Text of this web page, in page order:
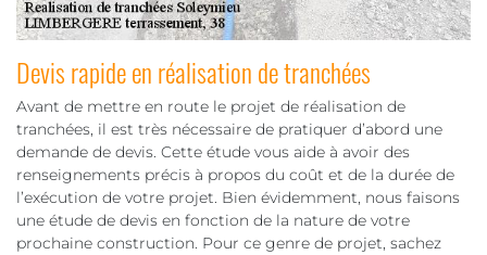
Devis rapide en réalisation de tranchées
Avant de mettre en route le projet de réalisation de
tranchées, il est très nécessaire de pratiquer d’abord une
demande de devis. Cette étude vous aide à avoir des
renseignements précis à propos du coût et de la durée de
l’exécution de votre projet. Bien évidemment, nous faisons
une étude de devis en fonction de la nature de votre
prochaine construction. Pour ce genre de projet, sachez